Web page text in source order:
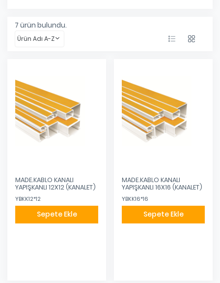
7 ürün bulundu.
Ürün Adı A-Z
MADE.KABLO KANALI
YAPIŞKANLI 12X12 (KANALET)
YBKK12*12
Sepete Ekle
MADE.KABLO KANALI
YAPIŞKANLI 16X16 (KANALET)
YBKK16*16
Sepete Ekle